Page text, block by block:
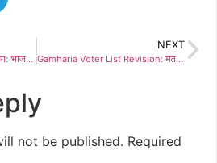
कुसुंबा की बेटी को न्याय दिलाने की मांग: भाजपा महिला मोर्चा ने राज्यपाल के नाम सौंपा ज्ञापन
NEXT
Gamharia Voter List Revision: मतदाता सूची पुनरीक्षण: 50% से भी कम मैपिंग कार्य पर प्रशासन गंभीर, वार्ड पार्षदों के साथ रणनीति तैयार
not be published. Required